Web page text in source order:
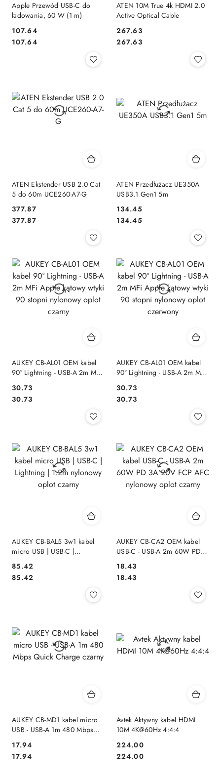
Apple Przewód USB-C do
ładowania, 60 W (1 m)
Cena:
107.64
Cena:
107.64
ATEN 10M True 4k HDMI 2.0
Active Optical Cable
Cena:
267.63
Cena:
267.63
ATEN Ekstender USB 2.0 Cat
5 do 60m UCE260-A7-G
Cena:
377.87
Cena:
377.87
ATEN Przedłużacz UE350A
USB3.1 Gen1 5m
Cena:
134.45
Cena:
134.45
AUKEY CB-AL01 OEM kabel
90° Lightning - USB-A 2m MFi
nylonowy oplot czarny
Cena:
30.73
Cena:
30.73
AUKEY CB-AL01 OEM kabel
90° Lightning - USB-A 2m MFi
nylonowy oplot czerwony
Cena:
30.73
Cena:
30.73
AUKEY CB-BAL5 3w1 kabel
micro USB | USB-C |
oplot czarny
Cena:
85.42
Cena:
85.42
AUKEY CB-CA2 OEM kabel
USB-C - USB-A 2m 60W PD
oplot czarny
Cena:
18.43
Cena:
18.43
AUKEY CB-MD1 kabel micro
USB - USB-A 1m 480 Mbps
Cena:
17.94
Cena:
17.94
Avtek Aktywny kabel HDMI
10M 4K@60Hz 4:4:4
Cena:
224.00
Cena:
224.00